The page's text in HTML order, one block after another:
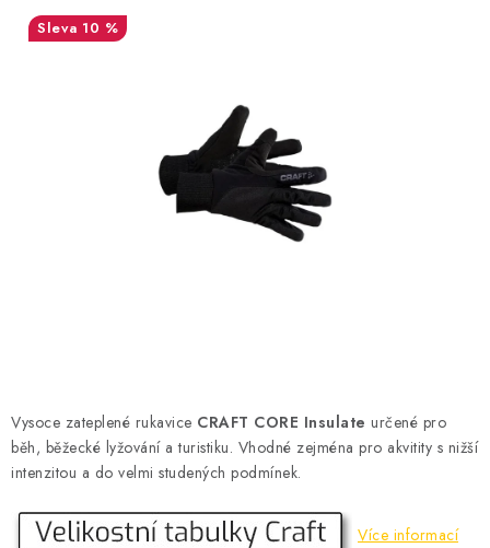
DÁMSKÉ OBLEČENÍ
VELIKOSTNÍ TABULKY
SPORTY
MEGA SLEVY
Vysoce zateplené rukavice CRAFT CORE Insulate určené pro
běh, běžecké lyžování a turistiku. Vhodné zejména pro akvitity s nižší
intenzitou a do velmi studených podmínek.
Více informací
10 %